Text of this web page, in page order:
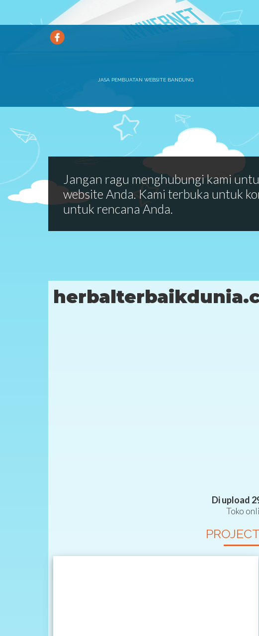
JASA PEMBUATAN WEBSITE BANDUNG
Jangan ragu menghubungi kami
website Anda. Kami terbuka untuk
untuk rencana Anda.
Di upload
Toko